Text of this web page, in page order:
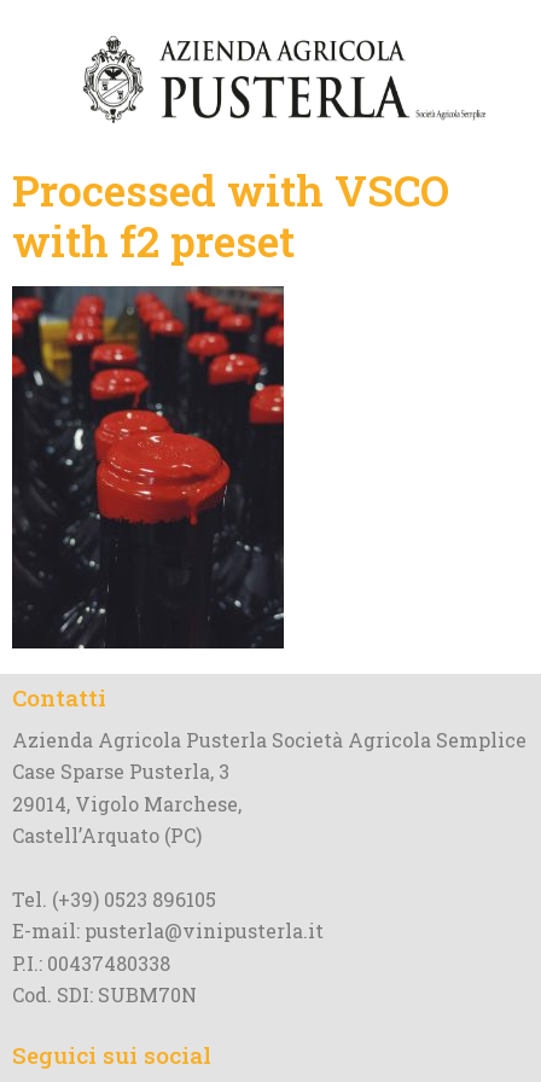
Processed with VSCO
with f2 preset
Contatti
Azienda Agricola Pusterla Società Agricola Semplice
Case Sparse Pusterla, 3
29014, Vigolo Marchese,
Castell’Arquato (PC)
Tel. (+39) 0523 896105
E-mail: pusterla@vinipusterla.it
P.I.: 00437480338
Cod. SDI: SUBM70N
Seguici sui social